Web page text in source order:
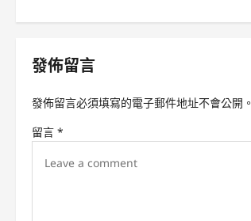
s
n
a
i
發佈留言
發佈留言必須填寫的電子郵件地址不會公開。
留言 *